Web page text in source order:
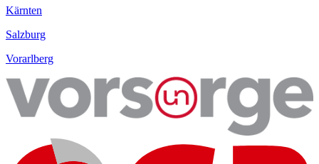
Kärnten
Salzburg
Vorarlberg